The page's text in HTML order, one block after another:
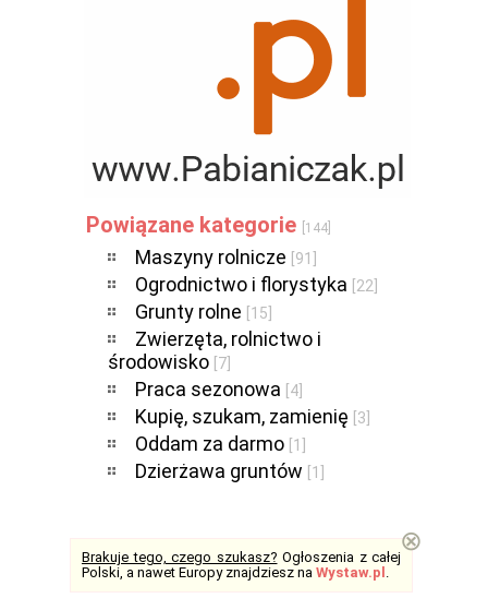
Powiązane kategorie [144]
Maszyny rolnicze [91]
Ogrodnictwo i florystyka [22]
Grunty rolne [15]
Zwierzęta, rolnictwo i
środowisko [7]
Praca sezonowa [4]
Kupię, szukam, zamienię [3]
Oddam za darmo [1]
Dzierżawa gruntów [1]
Brakuje tego, czego szukasz? Ogłoszenia z całej
Polski, a nawet Europy znajdziesz na Wystaw.pl .
⊗